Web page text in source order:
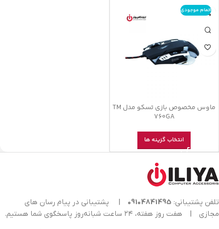
اتمام موجودی
ماوس مخصوص بازی تسکو مدل TM
760GA
انتخاب گزینه ها
تلفن پشتیبانی: 09104841495
|
پشتیبانی در پیام رسان های
مجازی
| هفت روز هفته، ۲۴ ساعت شبانه‌روز پاسخگوی شما هستیم.